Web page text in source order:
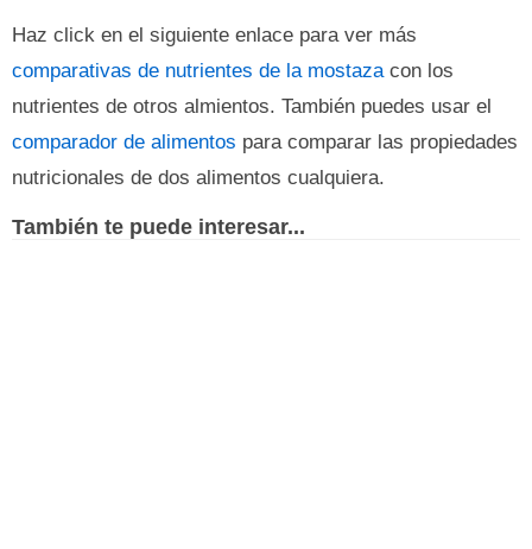
Haz click en el siguiente enlace para ver más
comparativas de nutrientes de la mostazacon los
nutrientes de otros almientos. También puedes usar el
comparador de alimentos para comparar las propiedades
nutricionales de dos alimentos cualquiera.
También te puede interesar...